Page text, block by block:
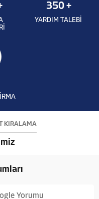
350+
YARDIM TALEBİ
KİRALAMA
Yorumu